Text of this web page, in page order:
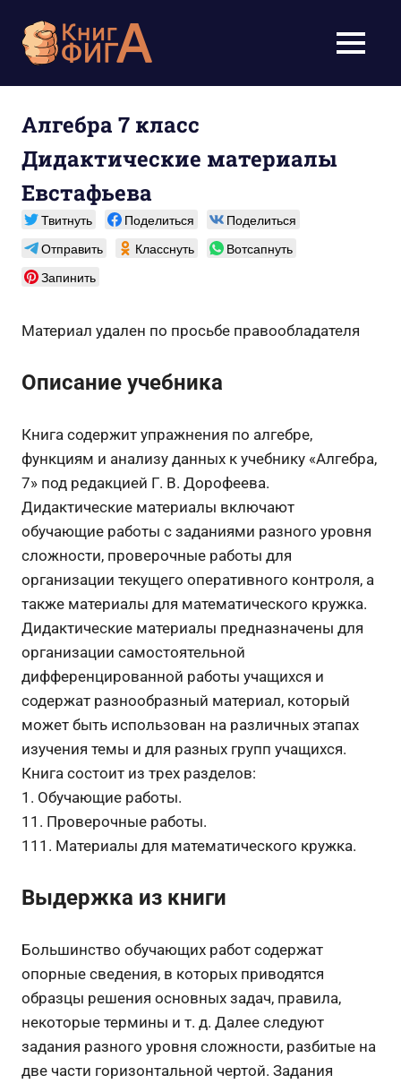
содержимому
для
школьников
1-
класс
онлайн,
pdf
МЕНЮ
Алгебра 7 класс
Дидактические материалы
Евстафьева
Твитнуть Поделиться
Поделиться
Отправить
Класснуть
Вотсапнуть
Запинить
Материал удален по просьбе правообладателя
Описание учебника
Книга содержит упражнения по алгебре,
функциям и анализу данных к учебнику «Алгебра,
7» под редакцией Г. В. Дорофеева.
Дидактические материалы включают
обучающие работы с заданиями разного уровня
сложности, проверочные работы для
организации текущего оперативного контроля, а
также материалы для математического кружка.
Дидактические материалы предназначены для
организации самостоятельной
дифференцированной работы учащихся и
содержат разнообразный материал, который
может быть использован на различных этапах
изучения темы и для разных групп учащихся.
Книга состоит из трех разделов:
1. Обучающие работы.
11. Проверочные работы.
111. Материалы для математического кружка.
Выдержка из книги
Большинство обучающих работ содержат
опорные сведения, в которых приводятся
образцы решения основных задач, правила,
некоторые термины и т. д. Далее следуют
задания разного уровня сложности, разбитые на
две части горизонтальной чертой. Задания